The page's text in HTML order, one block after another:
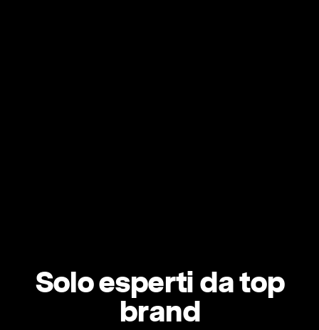
Solo esperti da top
brand